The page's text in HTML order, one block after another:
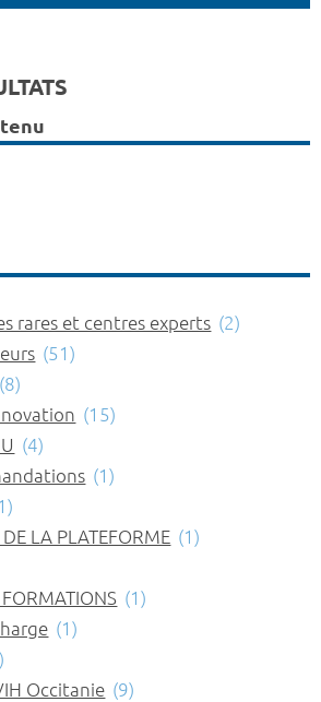
rares et centres experts (2)
(51)
(8)
(15)
(4)
(1)
LA PLATEFORME (1)
FORMATIONS (1)
(1)
Occitanie (9)